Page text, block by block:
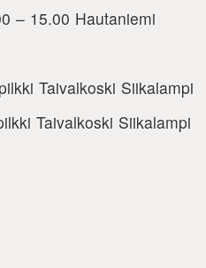
– 15.00 Hautaniemi
Taivalkoski Siikalampi
Taivalkoski Siikalampi